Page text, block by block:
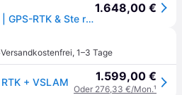
RockMow Z115 | 4WD | GPS-RTK & Ste reo-Vi si on | Mobilfunk | WiFi | ** Weekend-Deals **
1.648,00 €
Versandkostenfrei, 1–3 Tage
+ VSLAM 1.599,00 €
Oder 276,33 €/Mon.¹